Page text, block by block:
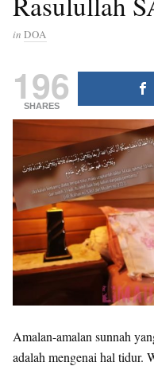
in DOA
196
SHARES
Amalan-amalan sunnah
adalah mengenai hal tidur.